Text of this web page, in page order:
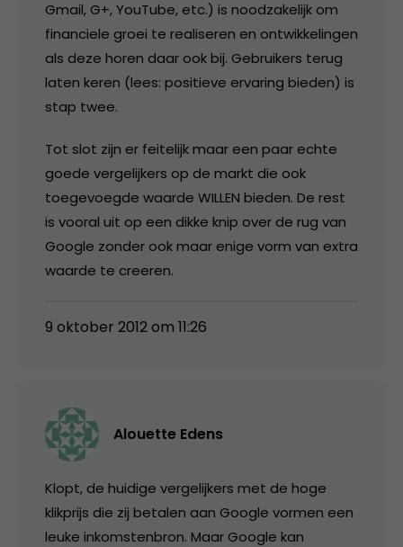
Gmail, G+, YouTube, etc.) is noodzakelijk om
financiele groei te realiseren en ontwikkelingen
als deze horen daar ook bij. Gebruikers terug
laten keren (lees: positieve ervaring bieden) is
stap twee.
Tot slot zijn er feitelijk maar een paar echte
goede vergelijkers op de markt die ook
toegevoegde waarde WILLEN bieden. De rest
is vooral uit op een dikke knip over de rug van
Google zonder ook maar enige vorm van extra
waarde te creeren.
9 oktober 2012 om 11:26
Alouette Edens
Klopt, de huidige vergelijkers met de hoge
klikprijs die zij betalen aan Google vormen een
leuke inkomstenbron. Maar Google kan